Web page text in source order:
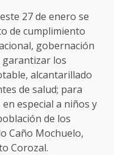
27 de enero se
de cumplimiento
gobernación
garantizar los
alcantarillado
de salud; para
especial a niños y
de los
Caño Mochuelo,
Corozal.